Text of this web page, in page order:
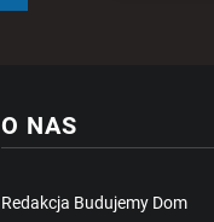
O NAS
Redakcja Budujemy Dom